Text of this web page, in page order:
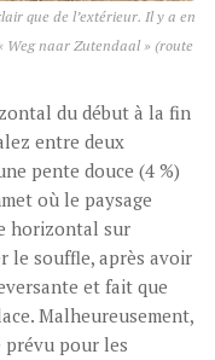
que de l’extérieur. Il y a en
Weg naar Zutendaal » (route
du début à la fin
entre deux
pente douce (4 %)
où le paysage
horizontal sur
le souffle, après avoir
et fait que
Malheureusement,
prévu pour les